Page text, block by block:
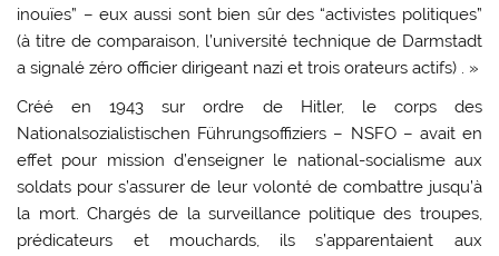
inouïes” – eux aussi sont bien sûr des “activistes politiques”
(à titre de comparaison, l’université technique de Darmstadt
a signalé zéro officier dirigeant nazi et trois orateurs actifs) . »
Créé en 1943 sur ordre de Hitler, le corps des
Nationalsozialistischen Führungsoffiziers – NSFO – avait en
effet pour mission d’enseigner le national-socialisme aux
soldats pour s’assurer de leur volonté de combattre jusqu’à
la mort. Chargés de la surveillance politique des troupes,
prédicateurs et mouchards, ils s’apparentaient aux